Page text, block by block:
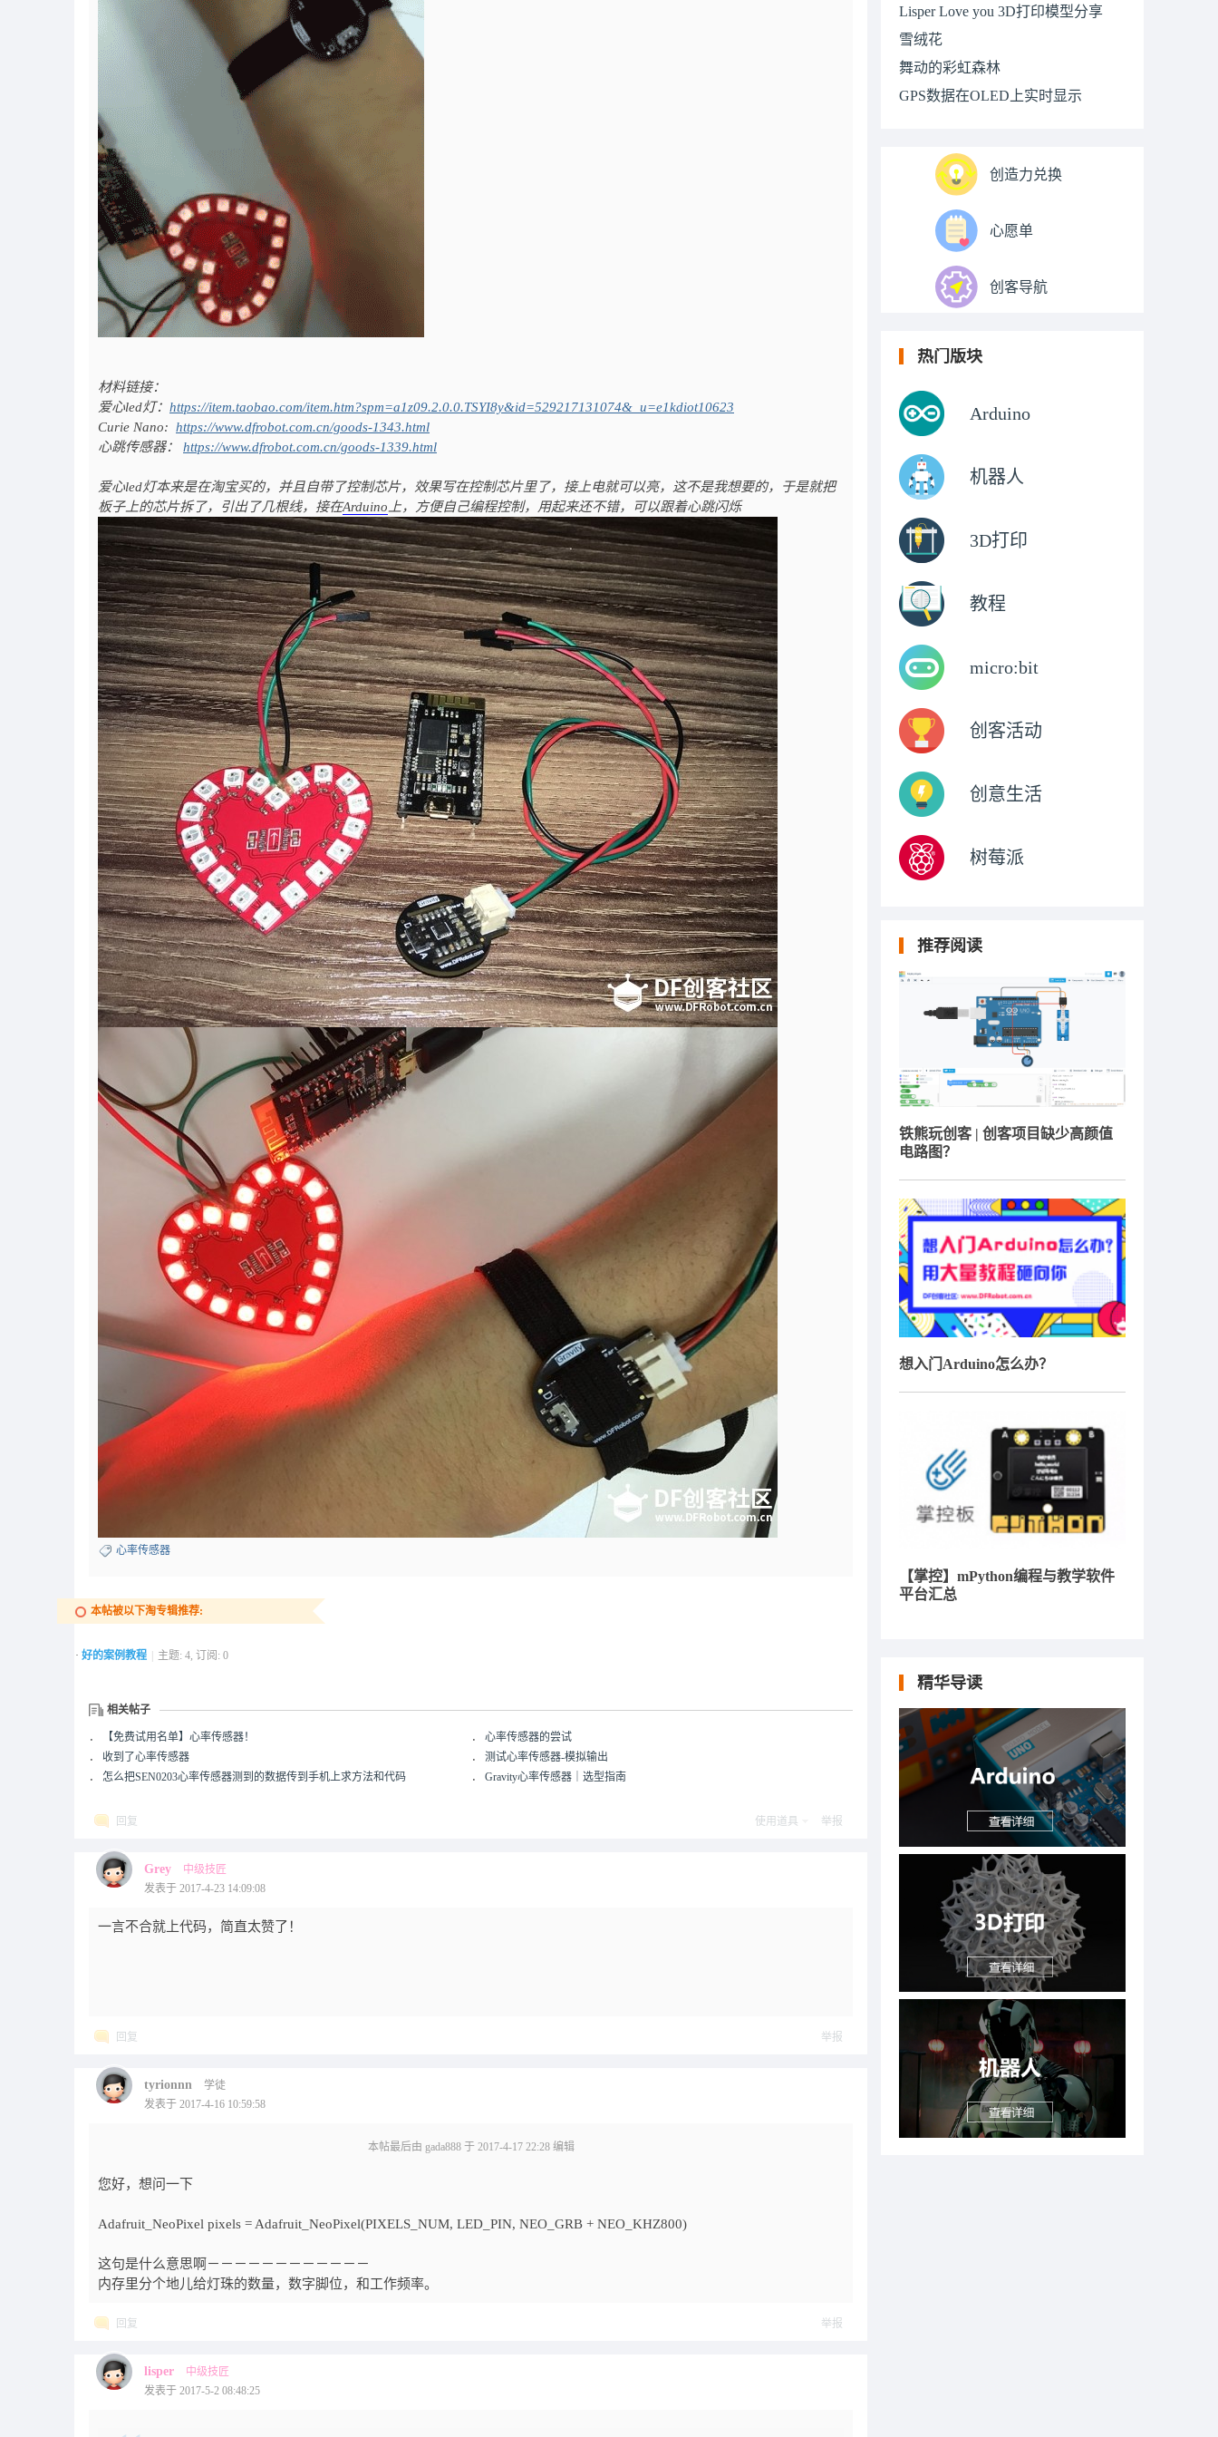
void loop() {
//读取心跳传感器数据
//滤波处理
int filterValue = filter(heartValue);
setRedColor(mapValue);
delay(20);
}
pixels.setPixelColor(i, pixels.Color(red, 0, 0));
}
}
//滤波
int filter (int input) {
#define FILTER_SIZE 10
static int filterArray[FILTER_SIZE] = {0};
static int fi = 0;
filterArray[fi++] = input;
if (fi >= FILTER_SIZE) {
fi = 0;
}
int32_t output = 0;
for (int i = 0; i < FILTER_SIZE; i++) {
output += filterArray;
}
return int(output / FILTER_SIZE);
}
材料链接：
爱心led灯： https://item.taobao.com/item.htm?spm=a1z09.2.0.0.TSYI8y&id=529217131074&_u=e1kdiot10623
Curie Nano: https://www.dfrobot.com.cn/goods-1343.html
心跳传感器： https://www.dfrobot.com.cn/goods-1339.html
爱心led灯本来是在淘宝买的，并且自带了控制芯片，效果写在控制芯片里了，接上电就可以亮，这不是我想要的，于是就把
板子上的芯片拆了，引出了几根线，接在Arduino 上，方便自己编程控制，用起来还不错，可以跟着心跳闪烁
心率传感器
本帖被以下淘专辑推荐:
· 好的案例教程 主题: 4, 订阅: 0
相关帖子
． 【免费试用名单】心率传感器！ ． 心率传感器的尝试
． 收到了心率传感器 ． 测试心率传感器-模拟输出
． 怎么把SEN0203心率传感器测到的数据传到手机上求方法和代码 ． Gravity心率传感器｜选型指南
回复 使用道具 举报
Grey
中级技匠
发表于 2017-4-23 14:09:08
一言不合就上代码，简直太赞了！
回复 举报
tyrionnn
学徒
发表于 2017-4-16 10:59:58
本帖最后由 gada888 于 2017-4-17 22:28 编辑
您好，想问一下
Adafruit_NeoPixel pixels = Adafruit_NeoPixel(PIXELS_NUM, LED_PIN, NEO_GRB + NEO_KHZ800)
这句是什么意思啊－－－－－－－－－－－－
内存里分个地儿给灯珠的数量，数字脚位，和工作频率。
回复 举报
lisper
中级技匠
发表于 2017-5-2 08:48:25
Lisper Love you 3D打印模型分享
雪绒花
舞动的彩虹森林
GPS数据在OLED上实时显示
创造力兑换
心愿单
创客导航
热门版块
Arduino
机器人
3D打印
教程
micro:bit
创客活动
创意生活
树莓派
推荐阅读
铁熊玩创客 | 创客项目缺少高颜值
电路图？
想入门Arduino怎么办？
【掌控】mPython编程与教学软件
平台汇总
精华导读